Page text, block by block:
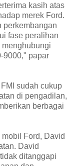
kasih atas
merek Ford.
perkembangan
fase peralihan
9000," papar
sudah cukup
di pengadilan,
berbagai
Ford, David
David
ditanggapi